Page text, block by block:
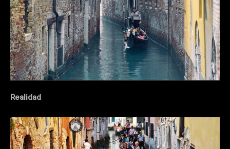
Realidad